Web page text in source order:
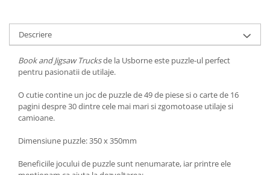
Descriere
Book and Jigsaw Trucksde la Usborne este puzzle-ul perfect
pentru pasionatii de utilaje.
O cutie contine un joc de puzzle de 49 de piese si o carte de 16
pagini despre 30 dintre cele mai mari si zgomotoase utilaje si
camioane.
Dimensiune puzzle: 350 x 350mm
Beneficiile jocului de puzzle sunt nenumarate, iar printre ele